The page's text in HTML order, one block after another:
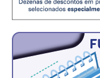
PLANO DE SAÚDE